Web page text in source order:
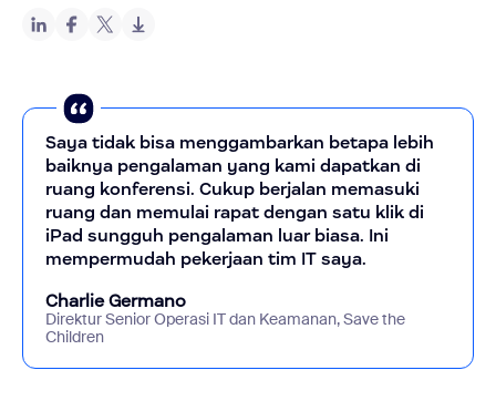
Saya tidak bisa menggambarkan betapa lebih
baiknya pengalaman yang kami dapatkan di
ruang konferensi. Cukup berjalan memasuki
ruang dan memulai rapat dengan satu klik di
iPad sungguh pengalaman luar biasa. Ini
mempermudah pekerjaan tim IT saya.
Charlie Germano
Direktur Senior Operasi IT dan Keamanan, Save the
Children